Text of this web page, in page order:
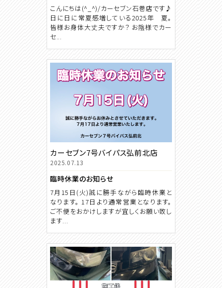
こんにちは(^_^)/カーセブン石巻店です♪
日に日に常夏感増している2025年 夏。
皆様お身体大丈夫ですか？ お陰様でカー
セ...
カーセブン7号バイパス弘前北店
2025.07.13
臨時休業のお知らせ
7月15日(火)誠に勝手ながら臨時休業と
なります。 17日より通常営業となります。
ご不便をおかけしますが宜しくお願い致し
ます...